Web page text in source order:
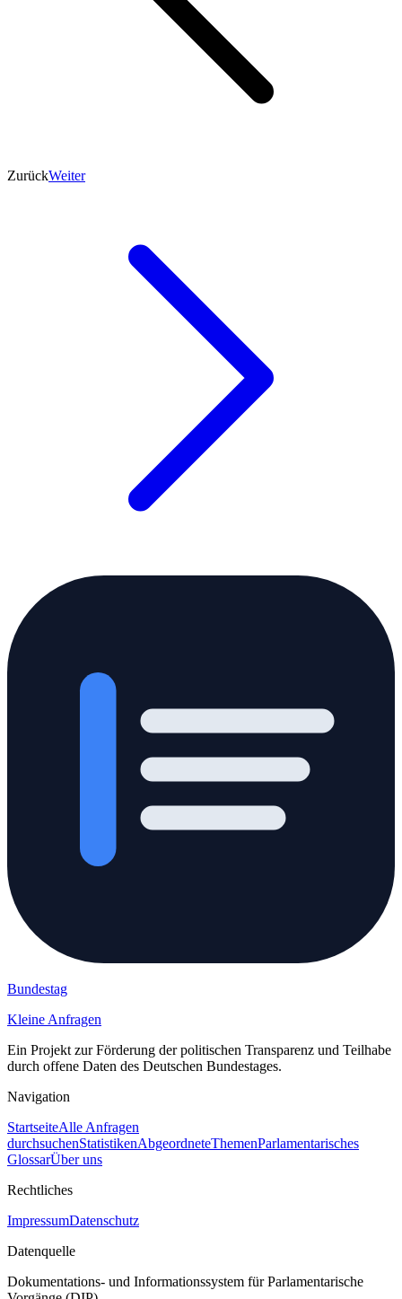
ZurückWeiter
Bundestag
Kleine Anfragen
Ein Projekt zur Förderung der politischen Transparenz und Teilhabe
durch offene Daten des Deutschen Bundestages.
Navigation
StartseiteAlle Anfragen
durchsuchenStatistikenAbgeordneteThemenParlamentarisches
GlossarÜber uns
Rechtliches
ImpressumDatenschutz
Datenquelle
Dokumentations- und Informationssystem für Parlamentarische